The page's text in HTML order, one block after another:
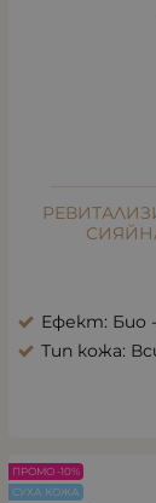
Ефект: Био
Тип кожа:
ПРОМО -10%
СУХА КОЖА